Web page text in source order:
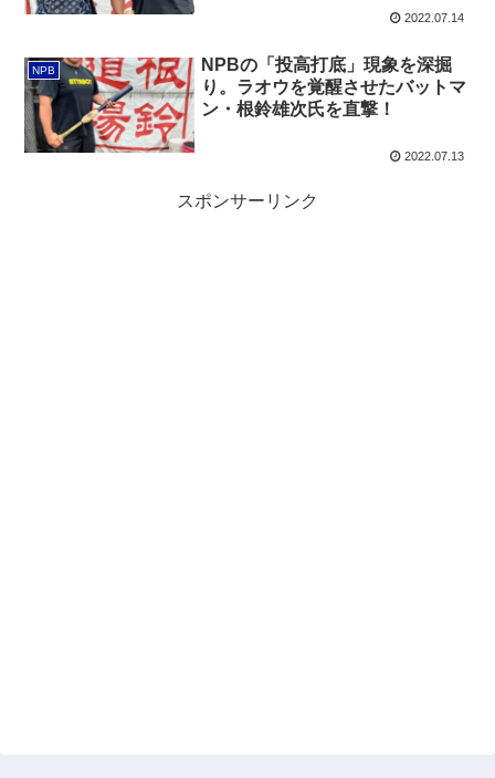
2022.07.14
NPB
NPBの「投高打底」現象を深掘
り。ラオウを覚醒させたバットマ
ン・根鈴雄次氏を直撃！
2022.07.13
スポンサーリンク